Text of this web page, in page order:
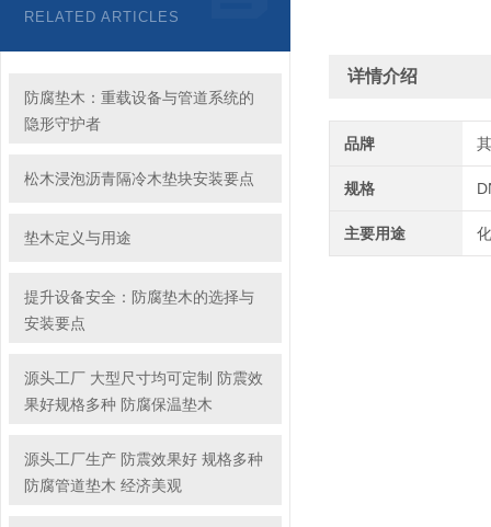
RELATED ARTICLES
防腐垫木：重载设备与管道系统的
隐形守护者
松木浸泡沥青隔冷木垫块安装要点
垫木定义与用途
提升设备安全：防腐垫木的选择与
安装要点
源头工厂 大型尺寸均可定制 防震效
果好规格多种 防腐保温垫木
源头工厂生产 防震效果好 规格多种
防腐管道垫木 经济美观
详情介绍
品牌
规格
主要用途